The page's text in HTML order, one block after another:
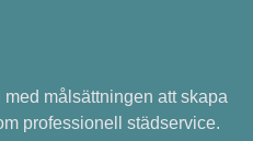
med målsättningen att skapa
professionell städservice.